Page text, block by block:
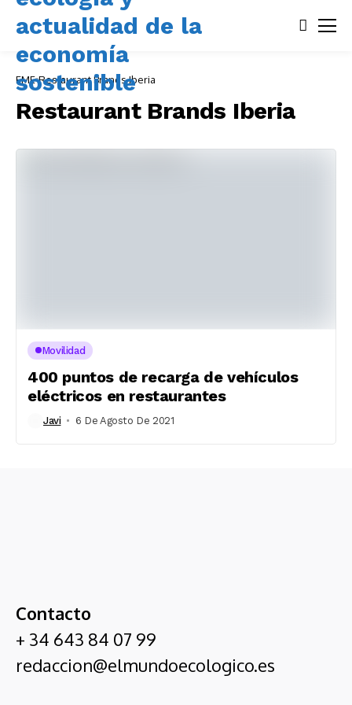
EME Restaurant Brands Iberia
Restaurant Brands Iberia
Movilidad
400 puntos de recarga de vehículos
eléctricos en restaurantes
Javi 6 De Agosto De 2021
Contacto
+ 34 643 84 07 99
redaccion@elmundoecologico.es